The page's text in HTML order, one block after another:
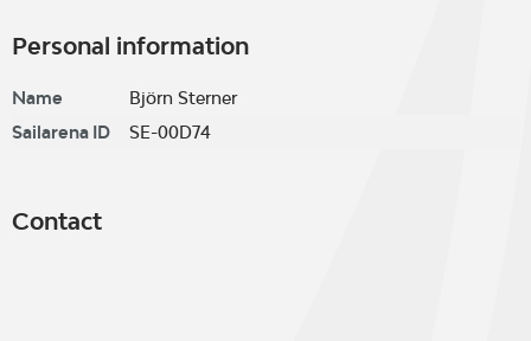
Personal information
Name
Björn Sterner
Sailarena ID
SE-00D74
Contact